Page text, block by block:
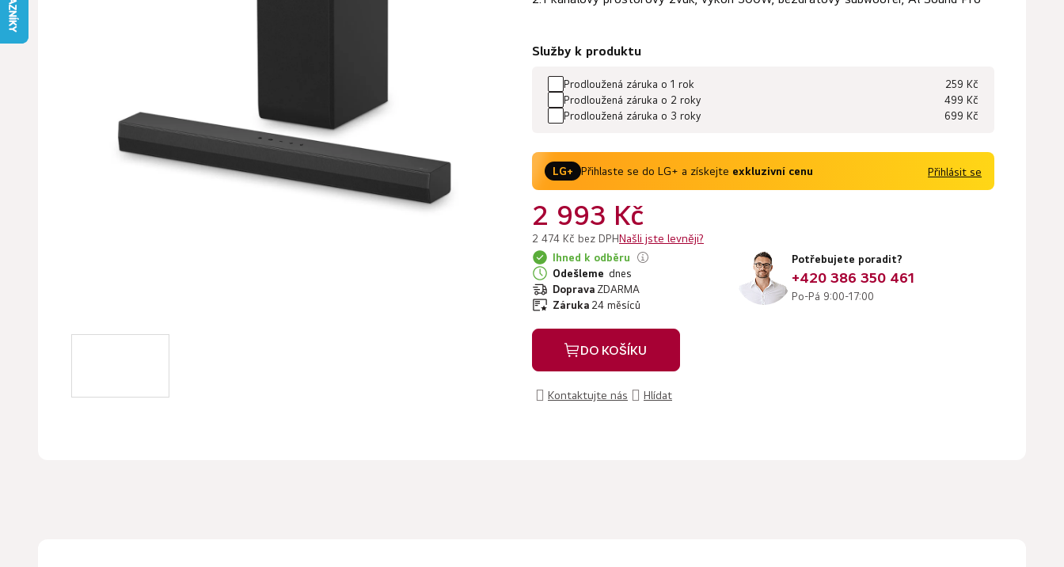
5
hvězdiček.
Služby k produktu
Prodloužená záruka o 1 rok
259 Kč
Prodloužená záruka o 2 roky
499 Kč
Prodloužená záruka o 3 roky
699 Kč
LG+ Přihlaste se do LG+ a získejte exkluzivní cenu Přihlásit se
2 993 Kč
2 474 Kč bez DPHNašli jste levněji?
Ihned k odběru
Odešleme dnes
Doprava ZDARMA
Záruka 24 měsíců
Potřebujete poradit?
+420 386 350 461
Po-Pá 9:00-17:00
DO KOŠÍKU
Kontaktujte nás Hlídat